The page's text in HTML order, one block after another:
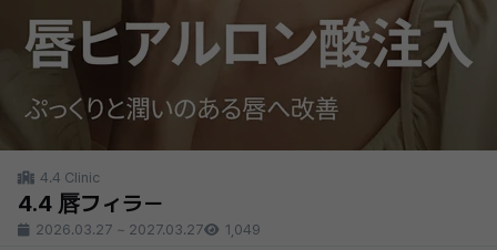
4.4 Clinic
4.4 唇フィラー
2026.03.27 ~ 2027.03.27 1,049